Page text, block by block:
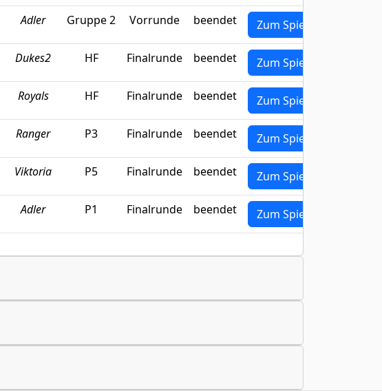
Adler Gruppe 2 Vorrunde beendet Zum Spiel
Dukes2 HF Finalrunde beendet Zum Spiel
Royals HF Finalrunde beendet Zum Spiel
Ranger P3 Finalrunde beendet Zum Spiel
Viktoria P5 Finalrunde beendet Zum Spiel
Adler P1 Finalrunde beendet Zum Spiel